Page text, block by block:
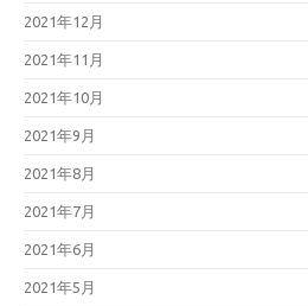
2021年12月
2021年11月
2021年10月
2021年9月
2021年8月
2021年7月
2021年6月
2021年5月